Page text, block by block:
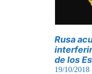
Rusa
de los
19/10/2018